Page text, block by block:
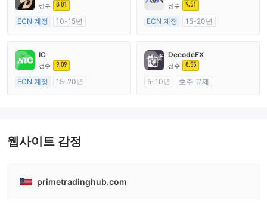
점수 8.81
ECN 계정
10-15년
외환 거래 라이선스 (MM)
마스터 레이블 MT4
점수 9.51
ECN 계정
15-20년
외환 거래 라이선스 (MM)
마스터 레이블 MT4
IC
점수 9.09
ECN 계정
15-20년
DecodeFX
점수 8.55
5-10년
호주 규제
웹사이트 감정
primetradinghub.com